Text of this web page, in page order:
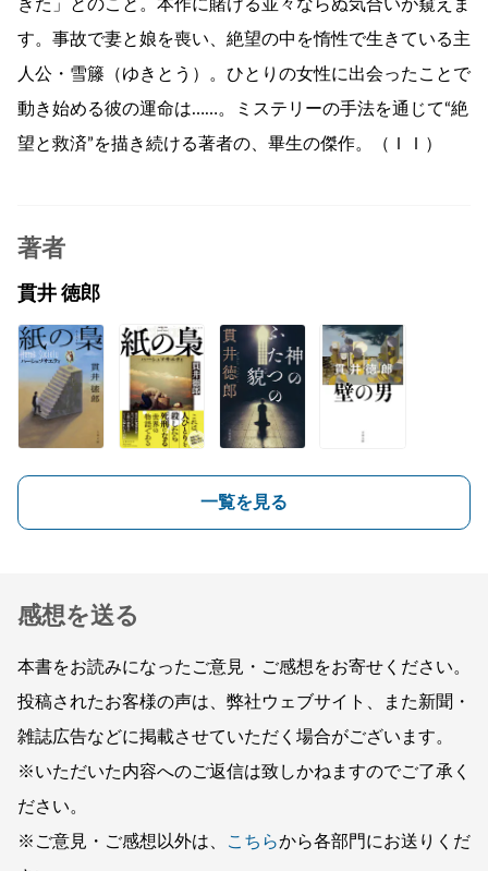
きた」とのこと。本作に賭ける並々ならぬ気合いが窺えま
す。事故で妻と娘を喪い、絶望の中を惰性で生きている主
人公・雪籐（ゆきとう）。ひとりの女性に出会ったことで
動き始める彼の運命は……。ミステリーの手法を通じて“絶
望と救済”を描き続ける著者の、畢生の傑作。（ＩＩ）
著者
貫井 徳郎
一覧を見る
感想を送る
本書をお読みになったご意見・ご感想をお寄せください。
投稿されたお客様の声は、弊社ウェブサイト、また新聞・
雑誌広告などに掲載させていただく場合がございます。
※いただいた内容へのご返信は致しかねますのでご了承く
ださい。
※ご意見・ご感想以外は、
こちらから各部門にお送りくだ